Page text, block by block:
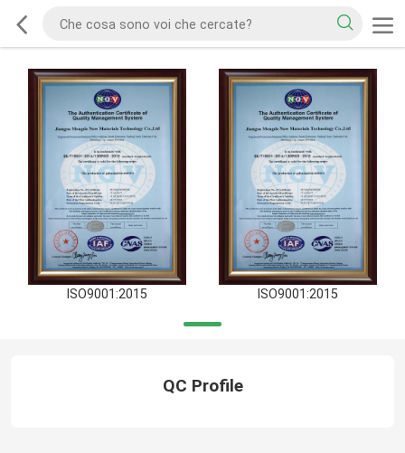
ISO9001:2015 ISO9001:2015
QC Profile